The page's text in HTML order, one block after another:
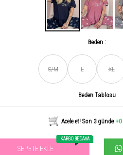
Beden :
S/M L XL
Beden Tablosu
Son gün içerisinde456 kişi
Acele et! Son 3 günde +0
SEPETE EKLE
KARGO BEDAVA